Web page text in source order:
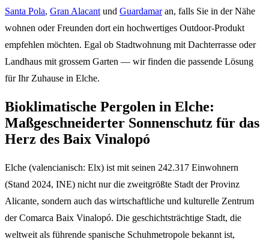
Santa Pola, Gran Alacant und Guardamaran, falls Sie in der Nähe
wohnen oder Freunden dort ein hochwertiges Outdoor-Produkt
empfehlen möchten. Egal ob Stadtwohnung mit Dachterrasse oder
Landhaus mit grossem Garten — wir finden die passende Lösung
für Ihr Zuhause in Elche.
Bioklimatische Pergolen in Elche:
Maßgeschneiderter Sonnenschutz für das
Herz des Baix Vinalopó
Elche (valencianisch: Elx) ist mit seinen 242.317 Einwohnern
(Stand 2024, INE) nicht nur die zweitgrößte Stadt der Provinz
Alicante, sondern auch das wirtschaftliche und kulturelle Zentrum
der Comarca Baix Vinalopó. Die geschichtsträchtige Stadt, die
weltweit als führende spanische Schuhmetropole bekannt ist,